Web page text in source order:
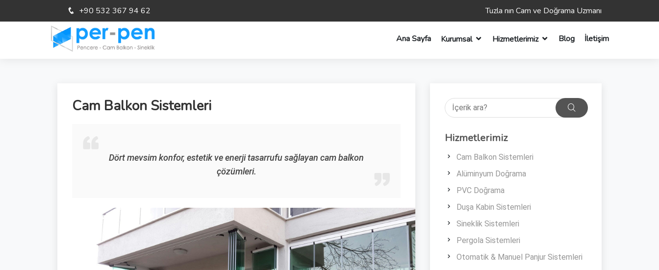
+90 532 367 94 62 Tuzla nın Cam ve Doğrama Uzmanı
Ana Sayfa Kurumsal Hizmetlerimiz Blog İletişim
Cam Balkon Sistemleri
Dört mevsim konfor, estetik ve enerji tasarrufu sağlayan cam balkon
çözümleri.
Hizmetlerimiz
Cam Balkon Sistemleri
Alüminyum Doğrama
PVC Doğrama
Duşa Kabin Sistemleri
Sineklik Sistemleri
Pergola Sistemleri
Otomatik & Manuel Panjur Sistemleri